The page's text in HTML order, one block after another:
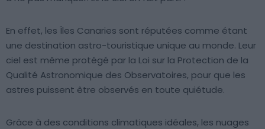
En effet, les Îles Canaries sont réputées comme étant
une destination astro-touristique unique au monde. Leur
ciel est même protégé par la Loi sur la Protection de la
Qualité Astronomique des Observatoires, pour que les
astres puissent être observés en toute quiétude.
Grâce à des conditions climatiques idéales, les nuages